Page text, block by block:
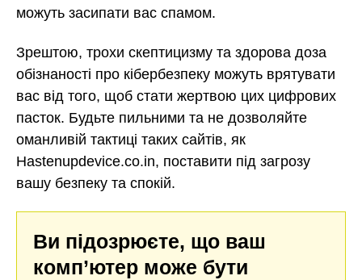
можуть засипати вас спамом.
Зрештою, трохи скептицизму та здорова доза
обізнаності про кібербезпеку можуть врятувати
вас від того, щоб стати жертвою цих цифрових
пасток. Будьте пильними та не дозволяйте
оманливій тактиці таких сайтів, як
Hastenupdevice.co.in, поставити під загрозу
вашу безпеку та спокій.
Ви підозрюєте, що ваш
комп’ютер може бути